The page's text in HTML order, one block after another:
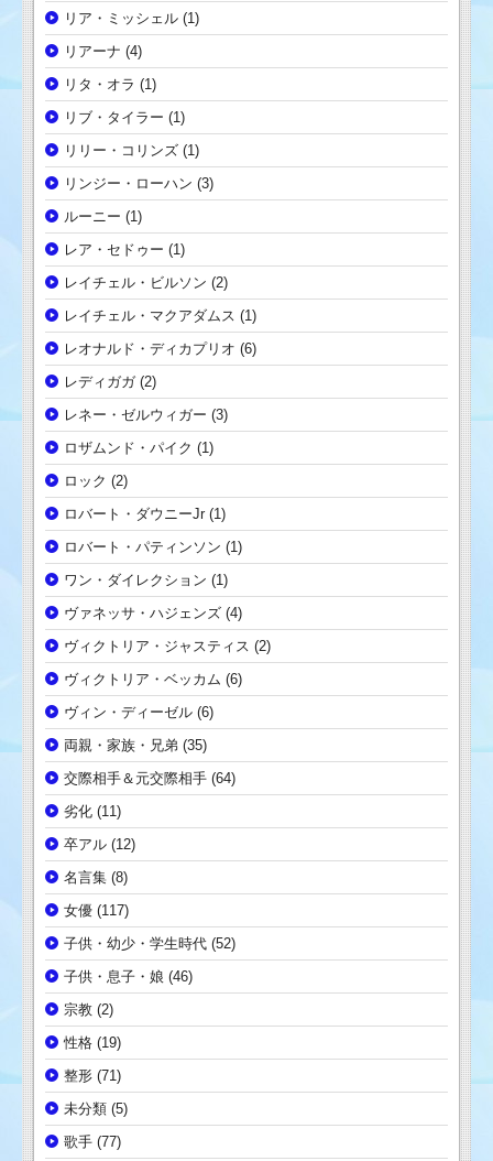
リア・ミッシェル (1)
リアーナ (4)
リタ・オラ (1)
リブ・タイラー (1)
リリー・コリンズ (1)
リンジー・ローハン (3)
ルーニー (1)
レア・セドゥー (1)
レイチェル・ビルソン (2)
レイチェル・マクアダムス (1)
レオナルド・ディカプリオ (6)
レディガガ(2)
レネー・ゼルウィガー (3)
ロザムンド・パイク (1)
ロック (2)
ロバート・ダウニーJr (1)
ロバート・パティンソン (1)
ワン・ダイレクション (1)
ヴァネッサ・ハジェンズ (4)
ヴィクトリア・ジャスティス (2)
ヴィクトリア・ベッカム (6)
ヴィン・ディーゼル (6)
両親・家族・兄弟 (35)
交際相手＆元交際相手 (64)
劣化 (11)
卒アル (12)
名言集 (8)
女優 (117)
子供・幼少・学生時代 (52)
子供・息子・娘 (46)
宗教 (2)
性格 (19)
整形 (71)
未分類 (5)
歌手 (77)